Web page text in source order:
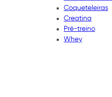
Coqueteleiras
Creatina
Pré-treino
Whey